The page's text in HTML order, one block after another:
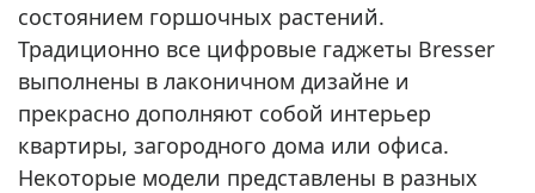
состоянием горшочных растений.
Традиционно все цифровые гаджеты Bresser
выполнены в лаконичном дизайне и
прекрасно дополняют собой интерьер
квартиры, загородного дома или офиса.
Некоторые модели представлены в разных